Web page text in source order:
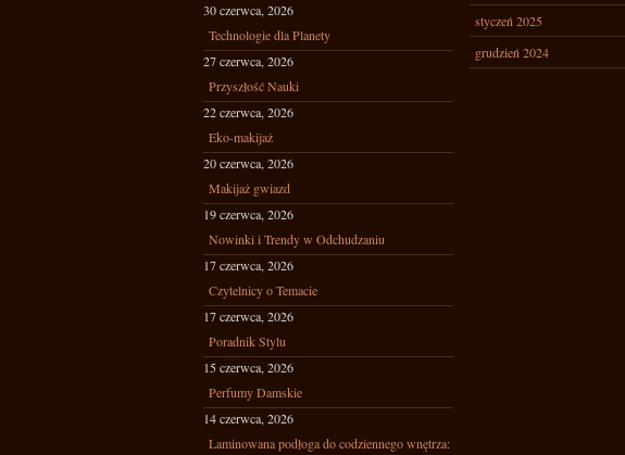
30 czerwca, 2026
Technologie dla Planety
27 czerwca, 2026
Przyszłość Nauki
22 czerwca, 2026
Eko-makijaż
20 czerwca, 2026
Makijaż gwiazd
19 czerwca, 2026
Nowinki i Trendy w Odchudzaniu
17 czerwca, 2026
Czytelnicy o Temacie
17 czerwca, 2026
Poradnik Stylu
15 czerwca, 2026
Perfumy Damskie
14 czerwca, 2026
Laminowana podłoga do codziennego wnętrza:
styczeń 2025
grudzień 2024